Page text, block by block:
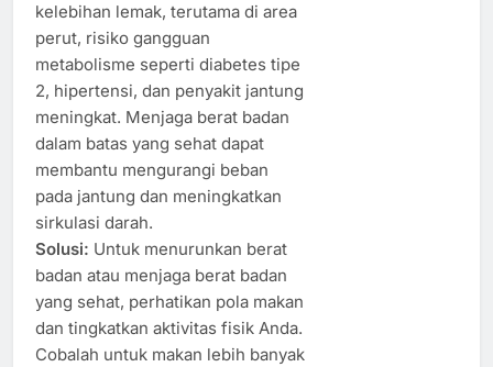
kelebihan lemak, terutama di area
perut, risiko gangguan
metabolisme seperti diabetes tipe
2, hipertensi, dan penyakit jantung
meningkat. Menjaga berat badan
dalam batas yang sehat dapat
membantu mengurangi beban
pada jantung dan meningkatkan
sirkulasi darah.
Solusi: Untuk menurunkan berat
badan atau menjaga berat badan
yang sehat, perhatikan pola makan
dan tingkatkan aktivitas fisik Anda.
Cobalah untuk makan lebih banyak